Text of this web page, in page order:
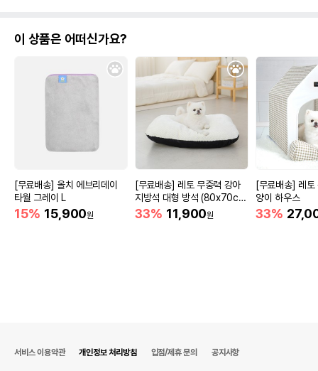
이 상품은 어떠신가요?
[무료배송] 올치 에브리데이
타월 그레이 L
15% 15,900원
[무료배송] 레토 무중력 강아
지방석 대형 방석 (80x70c
m)
33% 11,900원
[무료배송] 레토
양이 하우스
33%
서비스 이용약관 개인정보 처리방침 입점/제휴 문의 공지사항